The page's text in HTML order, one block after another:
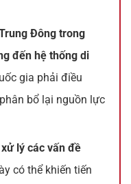
Đông trong
đến hệ thống di
gia phải điều
bổ lại nguồn lực
lý các vấn đề
có thể khiến tiến